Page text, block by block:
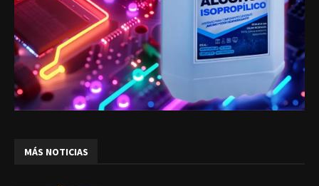
MÁS NOTICIAS